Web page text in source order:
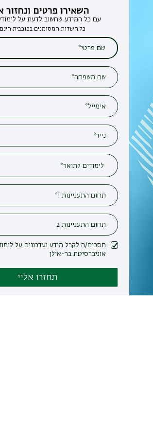
השאירו פרטים ונחזור אליכם
עם כל המידע שחשוב לדעת על לימודים בבר-אילן
כל השדות המסומנים בכוכבית הינם חובה*
מסכים/ה לקבל מידע ועדכונים על לימודים ופעילות
אוניברסיטת בר-אילן